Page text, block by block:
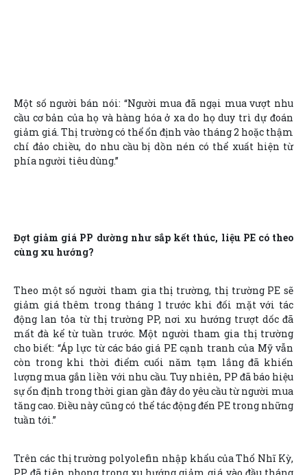
Một số người bán nói: “Người mua đã ngại mua vượt nhu
cầu cơ bản của họ và hàng hóa ở xa do họ duy trì dự đoán
giảm giá. Thị trường có thể ổn định vào tháng 2 hoặc thậm
chí đảo chiều, do nhu cầu bị dồn nén có thể xuất hiện từ
phía người tiêu dùng.”
Đợt giảm giá PP dường như sắp kết thúc, liệu PE có theo
cùng xu hướng?
Theo một số người tham gia thị trường, thị trường PE sẽ
giảm giá thêm trong tháng 1 trước khi đối mặt với tác
động lan tỏa từ thị trường PP, nơi xu hướng trượt dốc đã
mất đà kể từ tuần trước. Một người tham gia thị trường
cho biết: “Áp lực từ các báo giá PE cạnh tranh của Mỹ vẫn
còn trong khi thời điểm cuối năm tạm lắng đã khiến
lượng mua gắn liền với nhu cầu. Tuy nhiên, PP đã báo hiệu
sự ổn định trong thời gian gần đây do yêu cầu từ người mua
tăng cao. Điều này cũng có thể tác động đến PE trong những
tuần tới.”
Trên các thị trường polyolefin nhập khẩu của Thổ Nhĩ Kỳ,